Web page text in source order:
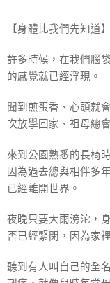
【身體比我們先知道】
許多時候，在我們腦
的感覺就已經浮現。
聞到煎蛋香、心頭就
次放學回家、祖母總
來到公園熟悉的長椅
因為過去總與相伴多
已經離開世界。
夜晚只要大雨滂沱，
否已經緊閉，因為家
聽到有人叫自己的全